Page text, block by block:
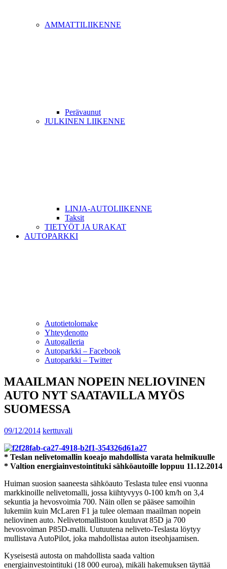
AMMATTILIIKENNE
Perävaunut
JULKINEN LIIKENNE
LINJA-AUTOLIIKENNE
Taksit
TIETYÖT JA URAKAT
AUTOPARKKI
Autotietolomake
Yhteydenotto
Autogalleria
Autoparkki – Facebook
Autoparkki – Twitter
MAAILMAN NOPEIN NELIOVINEN
AUTO NYT SAATAVILLA MYÖS
SUOMESSA
09/12/2014 kerttuvali
* Teslan nelivetomallin koeajo mahdollista varata helmikuulle
* Valtion energiainvestointituki sähköautoille loppuu 11.12.2014
Huiman suosion saaneesta sähköauto Teslasta tulee ensi vuonna
markkinoille nelivetomalli, jossa kiihtyvyys 0-100 km/h on 3,4
sekuntia ja hevosvoimia 700. Näin ollen se pääsee samoihin
lukemiin kuin McLaren F1 ja tulee olemaan maailman nopein
neliovinen auto. Nelivetomallistoon kuuluvat 85D ja 700
hevosvoiman P85D-malli. Uutuutena neliveto-Teslasta löytyy
mullistava AutoPilot, joka mahdollistaa auton itseohjaamisen.
Kyseisestä autosta on mahdollista saada valtion
energiainvestointituki (18 000 euroa), mikäli hakemuksen täyttää